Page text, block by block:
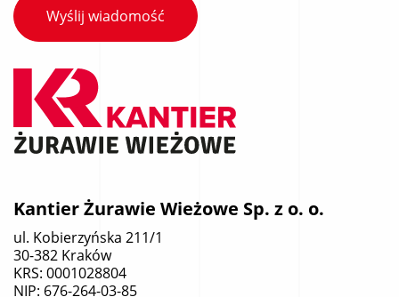
Kantier Żurawie Wieżowe Sp. z o. o.
ul. Kobierzyńska 211/1
30-382 Kraków
KRS: 0001028804
NIP: 676-264-03-85